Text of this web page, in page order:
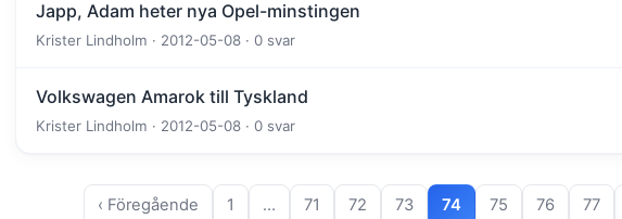
Japp, Adam heter nya Opel-minstingen
Krister Lindholm · 2012-05-08 · 0 svar
Volkswagen Amarok till Tyskland
Krister Lindholm · 2012-05-08 · 0 svar
‹ Föregående 1 … 71 72 73 74 75 76 77